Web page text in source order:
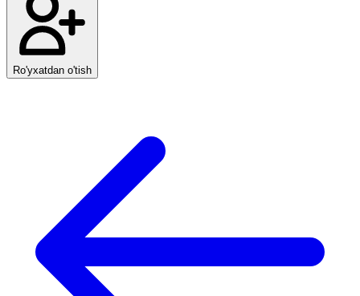
Ro'yxatdan o'tish